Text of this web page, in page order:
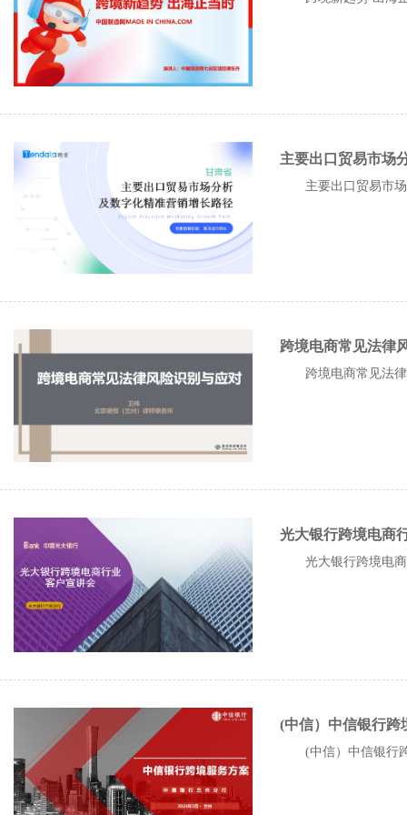
主要出口贸易市场
主要出口贸易市
跨境电商常见法律
跨境电商常见法
光大银行跨境电商
光大银行跨境电
(中信）中信银行跨
(中信）中信银行